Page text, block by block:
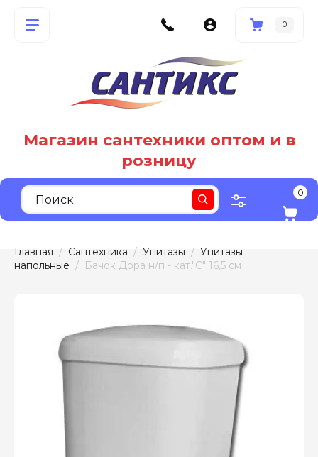
0
Магазин сантехники оптом и в
розницу
0
Главная / Сантехника / Унитазы / Унитазы
напольные /  Бачок Дора н/п - кат."С" 16,5 см